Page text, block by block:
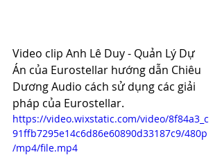
Video clip Anh Lê Duy - Quản Lý Dự
Án của Eurostellar hướng dẫn Chiêu
Dương Audio cách sử dụng các giải
pháp của Eurostellar.
https://video.wixstatic.com/video/8f84a3_c
91ffb7295e14c6d86e60890d33187c9/480p
/mp4/file.mp4